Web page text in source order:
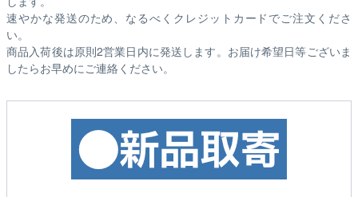
速やかな発送のため、なるべくクレジットカードでご注文くださ
い。
商品入荷後は原則2営業日内に発送します。お届け希望日等ございま
したらお早めにご連絡ください。